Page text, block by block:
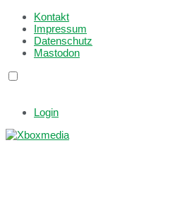
Kontakt
Impressum
Datenschutz
Mastodon
Login